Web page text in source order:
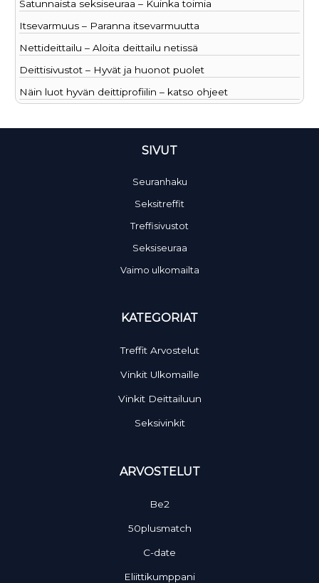
Satunnaista seksiseuraa – Kuinka toimia
Itsevarmuus – Paranna itsevarmuutta
Nettideittailu – Aloita deittailu netissä
Deittisivustot – Hyvät ja huonot puolet
Näin luot hyvän deittiprofiilin – katso ohjeet
SIVUT
Seuranhaku
Seksitreffit
Treffisivustot
Seksiseuraa
Vaimo ulkomailta
KATEGORIAT
Treffit Arvostelut
Vinkit Ulkomaille
Vinkit Deittailuun
Seksivinkit
ARVOSTELUT
Be2
50plusmatch
C-date
Eliittikumppani